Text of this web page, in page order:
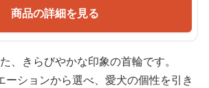
商品の詳細を見る
、きらびやかな印象の首輪です。
ーションから選べ、愛犬の個性を引き